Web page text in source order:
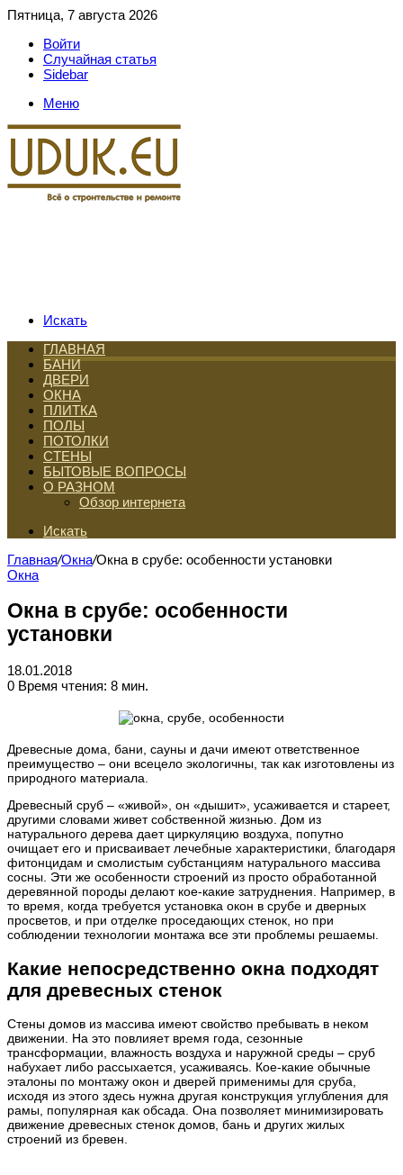
Пятница, 7 августа 2026
Войти
Случайная статья
Sidebar
Меню
Искать
ГЛАВНАЯ
БАНИ
ДВЕРИ
ОКНА
ПЛИТКА
ПОЛЫ
ПОТОЛКИ
СТЕНЫ
БЫТОВЫЕ ВОПРОСЫ
О РАЗНОМ
Обзор интернета
Искать
Главная/Окна/Окна в срубе: особенности установки
Окна
Окна в срубе: особенности
установки
18.01.2018
0 Время чтения: 8 мин.
Древесные дома, бани, сауны и дачи имеют ответственное
преимущество – они всецело экологичны, так как изготовлены из
природного материала.
Древесный сруб – «живой», он «дышит», усаживается и стареет,
другими словами живет собственной жизнью. Дом из
натурального дерева дает циркуляцию воздуха, попутно
очищает его и присваивает лечебные характеристики, благодаря
фитонцидам и смолистым субстанциям натурального массива
сосны. Эти же особенности строений из просто обработанной
деревянной породы делают кое-какие затруднения. Например, в
то время, когда требуется установка окон в срубе и дверных
просветов, и при отделке проседающих стенок, но при
соблюдении технологии монтажа все эти проблемы решаемы.
Какие непосредственно окна подходят
для древесных стенок
Стены домов из массива имеют свойство пребывать в неком
движении. На это повлияет время года, сезонные
трансформации, влажность воздуха и наружной среды – сруб
набухает либо рассыхается, усаживаясь. Кое-какие обычные
эталоны по монтажу окон и дверей применимы для сруба,
исходя из этого здесь нужна другая конструкция углубления для
рамы, популярная как обсада. Она позволяет минимизировать
движение древесных стенок домов, бань и других жилых
строений из бревен.